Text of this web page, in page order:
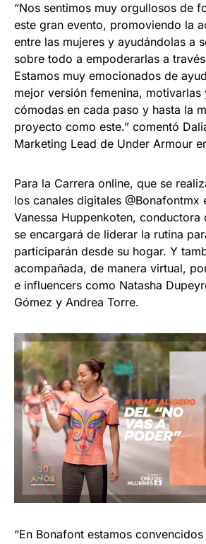
“Nos sentimos muy orgullosos de
este gran evento, promoviendo la
entre las mujeres y ayudándolas a
sobre todo a empoderarlas a
Estamos muy emocionados de
mejor versión femenina, motivarlas
cómodas en cada paso y hasta la
proyecto como este.” comentó
Marketing Lead de Under Armour
Para la Carrera online, que se
los canales digitales @Bonafontmx
Vanessa Huppenkoten,
se encargará de liderar la rutina
participarán desde su hogar. Y
acompañada, de manera virtual,
e influencers como Natasha
Gómez y Andrea Torre.
“En Bonafont estamos